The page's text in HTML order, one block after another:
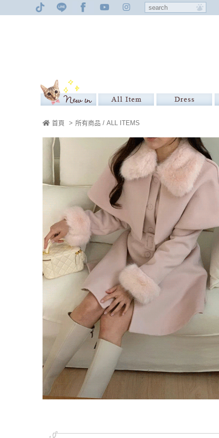
首頁 > 所有商品 / ALL ITEMS